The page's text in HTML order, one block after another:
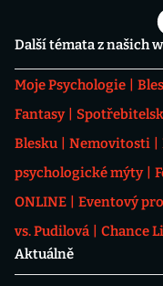
Další témata z našich
Moje Psychologie
Fantasy
Blesku
Nemovitosti
psychologické mýty
ONLINE
Eventový
vs. Pudilová
Chance
Aktuálně